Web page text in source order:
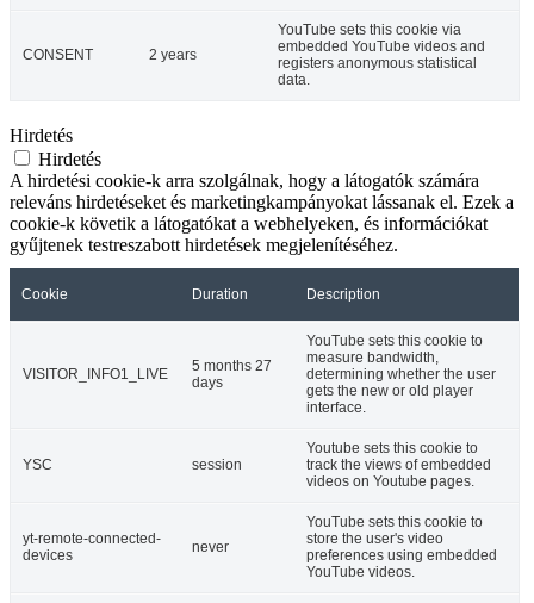
CONSENT 2 years
YouTube sets this cookie via
embedded YouTube videos and
registers anonymous statistical
data.
Hirdetés
Hirdetés
A hirdetési cookie-k arra szolgálnak, hogy a látogatók számára
releváns hirdetéseket és marketingkampányokat lássanak el. Ezek a
cookie-k követik a látogatókat a webhelyeken, és információkat
gyűjtenek testreszabott hirdetések megjelenítéséhez.
Cookie Duration Description
VISITOR_INFO1_LIVE
5 months 27
days
YouTube sets this cookie to
measure bandwidth,
determining whether the user
gets the new or old player
interface.
YSC session
Youtube sets this cookie to
track the views of embedded
videos on Youtube pages.
yt-remote-connected-
devices
never
YouTube sets this cookie to
store the user's video
preferences using embedded
YouTube videos.